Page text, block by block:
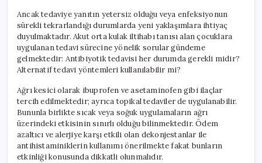
Ancak tedaviye yanıtın yetersiz olduğu veya enfeksiyonun
sürekli tekrarlandığı durumlarda yeni yaklaşımlara ihtiyaç
duyulmaktadır. Akut orta kulak iltihabı tanısı alan çocuklara
uygulanan tedavi sürecine yönelik sorular gündeme
gelmektedir: Antibiyotik tedavisi her durumda gerekli midir?
Alternatif tedavi yöntemleri kullanılabilir mi?
Ağrı kesici olarak ibuprofen ve asetaminofen gibi ilaçlar
tercih edilmektedir; ayrıca topikal tedaviler de uygulanabilir.
Bununla birlikte sıcak veya soğuk uygulamaların ağrı
üzerindeki etkisinin sınırlı olduğu bilinmektedir. Ödem
azaltıcı ve alerjiye karşı etkili olan dekonjestanlar ile
antihistaminiklerin kullanımı önerilmekte fakat bunların
etkinliği konusunda dikkatli olunmalıdır.